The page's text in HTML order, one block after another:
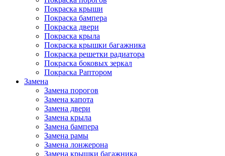
Покраска крыши
Покраска бампера
Покраска двери
Покраска крыла
Покраска крышки багажника
Покраска решетки радиатора
Покраска боковых зеркал
Покраска Раптором
Замена
Замена порогов
Замена капота
Замена двери
Замена крыла
Замена бампера
Замена рамы
Замена лонжерона
Замена крышки багажника